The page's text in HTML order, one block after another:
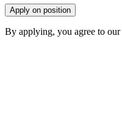
Apply on position
By applying, you agree to